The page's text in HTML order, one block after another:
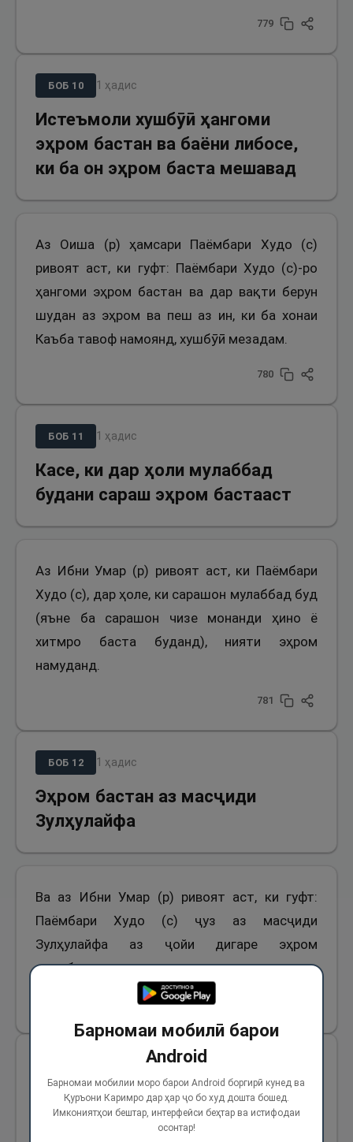
779
БОБ 10 1 ҳадис
Истеъмоли хушбӯӣ ҳангоми
эҳром бастан ва баёни либосе,
ки ба он эҳром баста мешавад
Аз Оиша (р) ҳамсари Паёмбари Худо (с)
ривоят аст, ки гуфт: Паёмбари Худо (с)-ро
ҳангоми эҳром бастан ва дар вақти берун
шудан аз эҳром ва пеш аз ин, ки ба хонаи
Каъба тавоф намоянд, хушбӯӣ мезадам.
780
БОБ 11 1 ҳадис
Касе, ки дар ҳоли мулаббад
будани сараш эҳром бастааст
Аз Ибни Умар (р) ривоят аст, ки Паёмбари
Худо (с), дар ҳоле, ки сарашон мулаббад буд
(яъне ба сарашон чизе монанди ҳино ё
хитмро баста буданд), нияти эҳром
намуданд.
781
БОБ 12 1 ҳадис
Эҳром бастан аз масҷиди
Зулҳулайфа
Ва аз Ибни Умар (р) ривоят аст, ки гуфт:
Паёмбари Худо (с) ҷуз аз масҷиди
Зулҳулайфа аз ҷойи дигаре эҳром
намебастаанд.
Савор шудани ду нафар бар як
маркаб дар ҳаҷ
Барномаи мобилӣ барои
Android
Барномаи мобилии моро барои Android боргирӣ кунед ва
Қуръони Каримро дар ҳар ҷо бо худ дошта бошед.
Имкониятҳои бештар, интерфейси беҳтар ва истифодаи
осонтар!